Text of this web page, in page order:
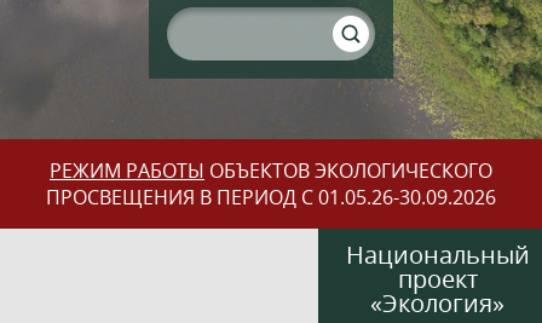
РЕЖИМ РАБОТЫ ОБЪЕКТОВ ЭКОЛОГИЧЕСКОГО
ПРОСВЕЩЕНИЯ В ПЕРИОД С 01.05.26-30.09.2026
Национальный
проект
«Экология»